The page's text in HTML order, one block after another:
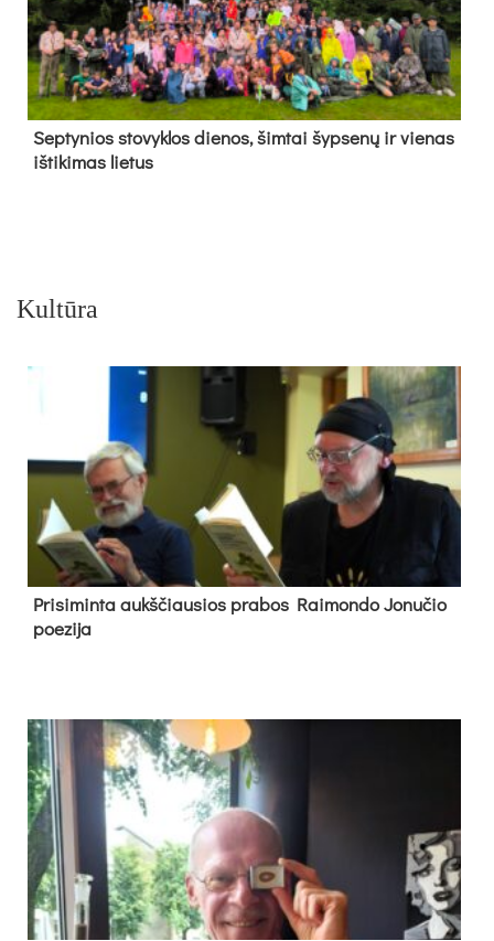
Sep­ty­nios sto­vyk­los die­nos, šim­tai šyp­se­nų ir vie­nas
iš­ti­ki­mas lie­tus
Kultūra
Pri­si­min­ta aukš­čiau­sios pra­bos Rai­mon­do Jo­nu­čio
poe­zi­ja